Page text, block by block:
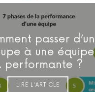
passer d’un
à une équipe
performante ?
LIRE L'ARTICLE